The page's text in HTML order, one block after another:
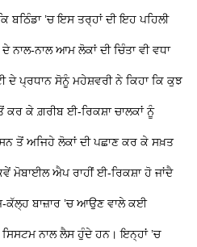
ਬਠਿੰਡਾ ’ਚ ਇਸ ਤਰ੍ਹਾਂ ਦੀ ਇਹ ਪਹਿਲੀ
ਨਾਲ-ਨਾਲ ਆਮ ਲੋਕਾਂ ਦੀ ਚਿੰਤਾ ਵੀ ਵਧਾ
ਦੇ ਪ੍ਰਧਾਨ ਸੋਨੂੰ ਮਹੇਸ਼ਵਰੀ ਨੇ ਕਿਹਾ ਕਿ ਕੁਝ
ਕਰ ਕੇ ਗ਼ਰੀਬ ਈ-ਰਿਕਸ਼ਾ ਚਾਲਕਾਂ ਨੂੰ
ਤੋਂ ਅਜਿਹੇ ਲੋਕਾਂ ਦੀ ਪਛਾਣ ਕਰ ਕੇ ਸਖ਼ਤ
ਮੋਬਾਈਲ ਐਪ ਰਾਹੀਂ ਈ-ਰਿਕਸ਼ਾ ਹੋ ਜਾਂਦੈ
ਕੱਲ੍ਹ ਬਾਜ਼ਾਰ ’ਚ ਆਉਣ ਵਾਲੇ ਕਈ
ਨਾਲ ਲੈਸ ਹੁੰਦੇ ਹਨ। ਇਨ੍ਹਾਂ ’ਚ